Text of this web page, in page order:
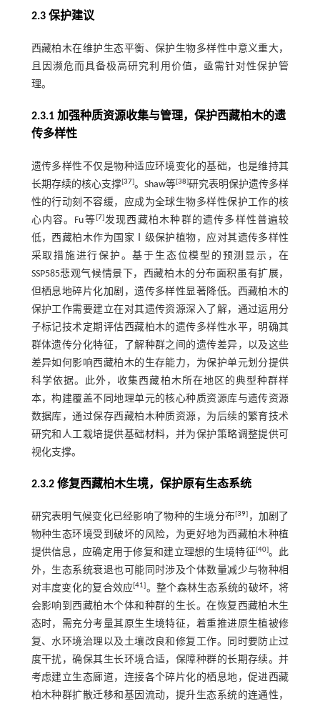
2.3 保护建议
西藏柏木在维护生态平衡、保护生物多样性中意义重大，
且因濒危而具备极高研究利用价值，亟需针对性保护管
理。
2.3.1 加强种质资源收集与管理，保护西藏柏木的遗
传多样性
遗传多样性不仅是物种适应环境变化的基础，也是维持其
长期存续的核心支撑[37]。Shaw等[38]研究表明保护遗传多样
性的行动刻不容缓，应成为全球生物多样性保护工作的核
心内容。Fu等[7]发现西藏柏木种群的遗传多样性普遍较
低，西藏柏木作为国家Ⅰ级保护植物，应对其遗传多样性
采取措施进行保护。基于生态位模型的预测显示，在
SSP585悲观气候情景下，西藏柏木的分布面积虽有扩展，
但栖息地碎片化加剧，遗传多样性显著降低。西藏柏木的
保护工作需要建立在对其遗传资源深入了解，通过运用分
子标记技术定期评估西藏柏木的遗传多样性水平，明确其
群体遗传分化特征，了解种群之间的遗传差异，以及这些
差异如何影响西藏柏木的生存能力，为保护单元划分提供
科学依据。此外，收集西藏柏木所在地区的典型种群样
本，构建覆盖不同地理单元的核心种质资源库与遗传资源
数据库，通过保存西藏柏木种质资源，为后续的繁育技术
研究和人工栽培提供基础材料，并为保护策略调整提供可
视化支撑。
2.3.2 修复西藏柏木生境，保护原有生态系统
研究表明气候变化已经影响了物种的生境分布[39] ，加剧了
物种生态环境受到破坏的风险，为更好地为西藏柏木种植
提供信息，应确定用于修复和建立理想的生境特征[40]。此
外，生态系统衰退也可能同时涉及个体数量减少与物种相
对丰度变化的复合效应[41]。整个森林生态系统的破坏，将
会影响到西藏柏木个体和种群的生长。在恢复西藏柏木生
态时，需充分考量其原生生境特征，着重推进原生植被修
复、水环境治理以及土壤改良和修复工作。同时要防止过
度干扰，确保其生长环境合适，保障种群的长期存续。并
考虑建立生态廊道，连接各个碎片化的栖息地，促进西藏
柏木种群扩散迁移和基因流动，提升生态系统的连通性，